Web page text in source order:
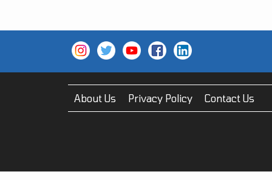
About Us Privacy Policy Contact Us